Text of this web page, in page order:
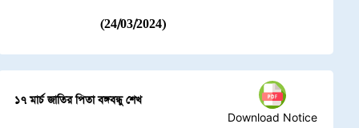
(24/03/2024)
১৭ মার্চ জাতির পিতা বঙ্গবন্ধু শেখ
Download Notice